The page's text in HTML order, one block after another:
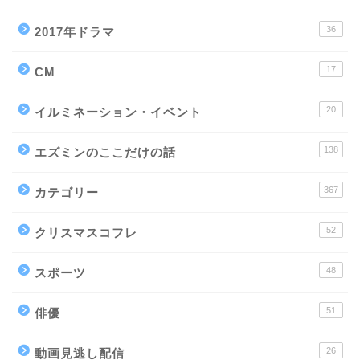
2017年ドラマ 36
CM 17
イルミネーション・イベント 20
エズミンのここだけの話 138
カテゴリー 367
クリスマスコフレ 52
スポーツ 48
俳優 51
動画見逃し配信 26